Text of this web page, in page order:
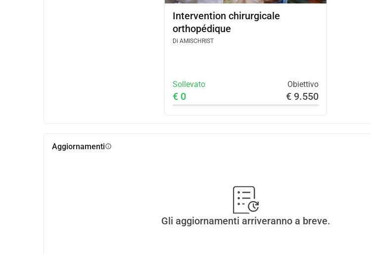
Intervention chirurgicale
orthopédique
Di AMISCHRIST
Sollevato Obiettivo
€ 0 € 9.550
Aggiornamentiinfo
Gli aggiornamenti arriveranno a breve.